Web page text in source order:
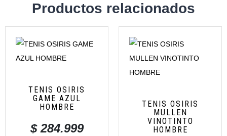
Productos relacionados
TENIS OSIRIS
GAME AZUL
HOMBRE
$284.999
TENIS OSIRIS
MULLEN
VINOTINTO
HOMBRE